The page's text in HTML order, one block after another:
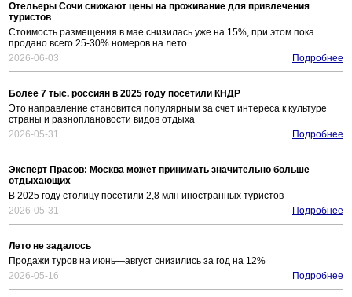
Отельеры Сочи снижают цены на проживание для привлечения
туристов
Стоимость размещения в мае снизилась уже на 15%, при этом пока
продано всего 25-30% номеров на лето
2026-06-03
Подробнее
Более 7 тыс. россиян в 2025 году посетили КНДР
Это направление становится популярным за счет интереса к культуре
страны и разноплановости видов отдыха
2026-05-31
Подробнее
Эксперт Прасов: Москва может принимать значительно больше
отдыхающих
В 2025 году столицу посетили 2,8 млн иностранных туристов
2026-05-31
Подробнее
Лето не задалось
Продажи туров на июнь—август снизились за год на 12%
2026-05-16
Подробнее